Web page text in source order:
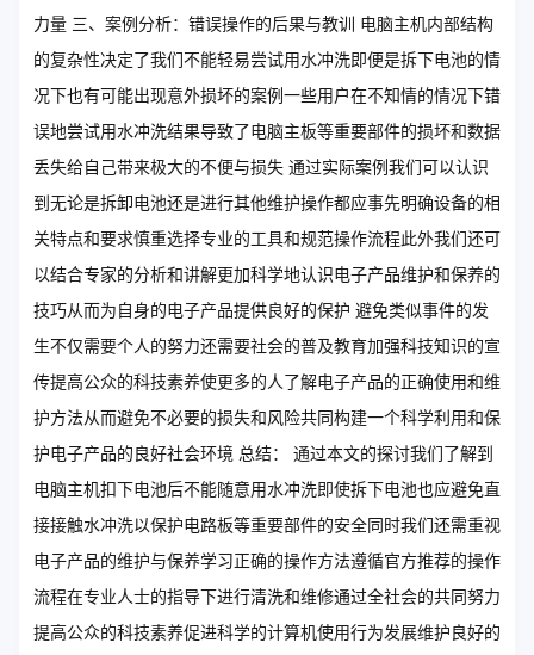
力量 三、案例分析：错误操作的后果与教训 电脑主机内部结构
的复杂性决定了我们不能轻易尝试用水冲洗即便是拆下电池的情
况下也有可能出现意外损坏的案例一些用户在不知情的情况下错
误地尝试用水冲洗结果导致了电脑主板等重要部件的损坏和数据
丢失给自己带来极大的不便与损失 通过实际案例我们可以认识
到无论是拆卸电池还是进行其他维护操作都应事先明确设备的相
关特点和要求慎重选择专业的工具和规范操作流程此外我们还可
以结合专家的分析和讲解更加科学地认识电子产品维护和保养的
技巧从而为自身的电子产品提供良好的保护 避免类似事件的发
生不仅需要个人的努力还需要社会的普及教育加强科技知识的宣
传提高公众的科技素养使更多的人了解电子产品的正确使用和维
护方法从而避免不必要的损失和风险共同构建一个科学利用和保
护电子产品的良好社会环境 总结： 通过本文的探讨我们了解到
电脑主机扣下电池后不能随意用水冲洗即使拆下电池也应避免直
接接触水冲洗以保护电路板等重要部件的安全同时我们还需重视
电子产品的维护与保养学习正确的操作方法遵循官方推荐的操作
流程在专业人士的指导下进行清洗和维修通过全社会的共同努力
提高公众的科技素养促进科学的计算机使用行为发展维护良好的